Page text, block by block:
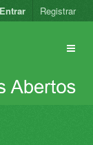
Entrar Registrar